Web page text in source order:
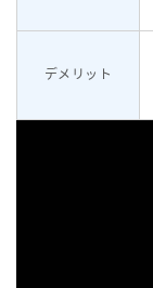
デメリット